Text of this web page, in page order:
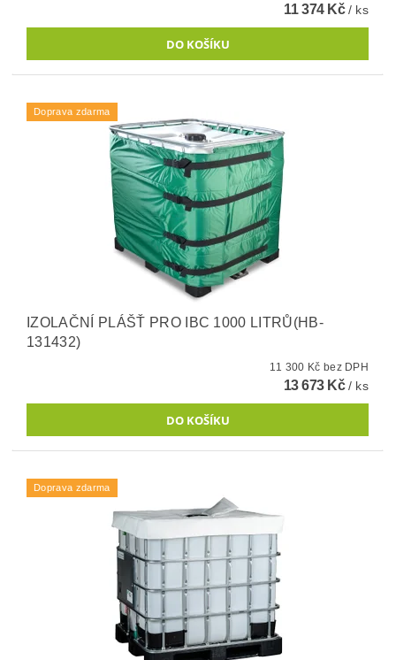
11 374 Kč/ ks
Doprava zdarma
IZOLAČNÍ PLÁŠŤ PRO IBC 1000 LITRŮ(HB-
131432)
11 300 Kč bez DPH
13 673 Kč/ ks
Doprava zdarma